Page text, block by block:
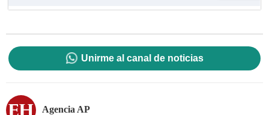
Unirme al canal de noticias
Agencia AP